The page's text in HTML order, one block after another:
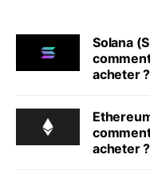
Solana
acheter ?
acheter ?